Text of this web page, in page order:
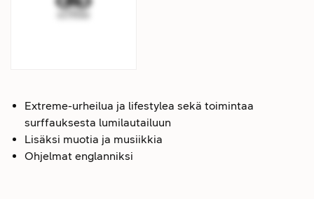
Extreme-urheilua ja lifestylea sekä toimintaa
surffauksesta lumilautailuun
Lisäksi muotia ja musiikkia
Ohjelmat englanniksi